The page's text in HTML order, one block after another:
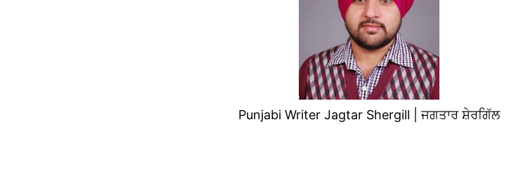
Punjabi Writer Jagtar Shergill | ਜਗਤਾਰ ਸ਼ੇਰਗਿੱਲ